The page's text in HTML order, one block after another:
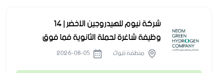
شركة نيوم للهيدروجين الأخضر | 14
وظيفة شاغرة لحملة الثانوية فما فوق
منطقة تبوك